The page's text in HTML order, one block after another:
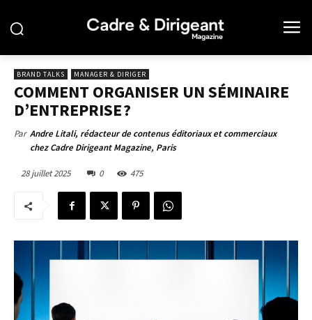
BRAND TALKS MANAGER & DIRIGER
COMMENT ORGANISER UN SÉMINAIRE
D’ENTREPRISE ?
Par Andre Litali, rédacteur de contenus éditoriaux et commerciaux
chez Cadre Dirigeant Magazine, Paris
28 juillet 2025 0 475